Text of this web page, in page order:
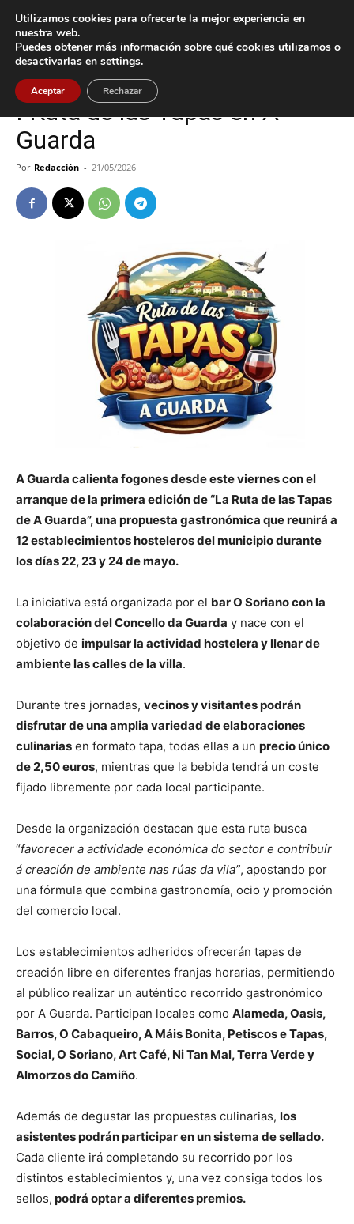
Inicio A Guarda
A Guarda Cultura / Ocio
I Ruta de las Tapas en A
Guarda
Por Redacción - 21/05/2026
A Guarda calienta fogones desde este viernes con el
arranque de la primera edición de “La Ruta de las Tapas
de A Guarda”, una propuesta gastronómica que reunirá a
12 establecimientos hosteleros del municipio durante
los días 22, 23 y 24 de mayo.
La iniciativa está organizada por el bar O Soriano con la
colaboración del Concello da Guarda y nace con el
objetivo de impulsar la actividad hostelera y llenar de
ambiente las calles de la villa.
Durante tres jornadas, vecinos y visitantes podrán
disfrutar de una amplia variedad de elaboraciones
culinarias en formato tapa, todas ellas a un precio único
de 2,50 euros, mientras que la bebida tendrá un coste
fijado libremente por cada local participante.
Desde la organización destacan que esta ruta busca
“favorecer a actividade económica do sector e contribuír
á creación de ambiente nas rúas da vila”, apostando por
una fórmula que combina gastronomía, ocio y promoción
del comercio local.
Los establecimientos adheridos ofrecerán tapas de
creación libre en diferentes franjas horarias, permitiendo
al público realizar un auténtico recorrido gastronómico
por A Guarda. Participan locales como Alameda, Oasis,
Barros, O Cabaqueiro, A Máis Bonita, Petiscos e Tapas,
Social, O Soriano, Art Café, Ni Tan Mal, Terra Verde y
Almorzos do Camiño.
Además de degustar las propuestas culinarias, los
asistentes podrán participar en un sistema de sellado.
Cada cliente irá completando su recorrido por los
distintos establecimientos y, una vez consiga todos los
sellos, podrá optar a diferentes premios.
Utilizamos cookies para ofrecerte la mejor experiencia en
nuestra web.
Puedes obtener más información sobre qué cookies utilizamos o
desactivarlas en settings.
Aceptar Rechazar